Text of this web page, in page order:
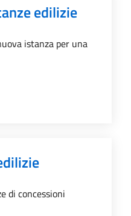
edilizie
istanza per una
PRESENTAZIONE
di concessioni